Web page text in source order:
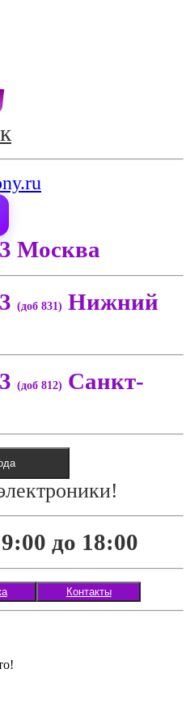
Москва
(доб 831) Нижний
(доб 812) Санкт-
до 18:00
Контакты